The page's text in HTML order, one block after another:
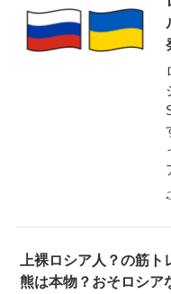
上裸ロシア人？の筋ト
熊は本物？おそロシア